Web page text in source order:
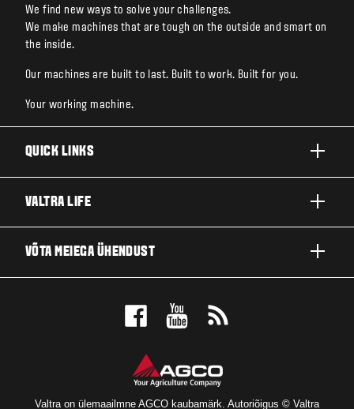
We find new ways to solve your challenges.
We make machines that are tough on the outside and smart on
the inside.
Our machines are built to last. Built to work. Built for you.
Your working machine.
QUICK LINKS
TEHNOLOOGIALAHENDUSED
VALTRA LIFE
VÕTA MEIEGA ÜHENDUST
Valtra on ülemaailmne AGCO kaubamärk. Autoriõigus © Valtra